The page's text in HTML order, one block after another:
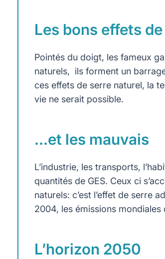
Les bons effets
Pointés du doigt, les fameux
naturels, ils forment un
ces effets de serre naturel, la
vie ne serait possible.
…et les mauvais
L’industrie, les transports,
quantités de GES. Ceux ci
naturels: c’est l’effet de serre
2004, les émissions mondiales
L’horizon 2050